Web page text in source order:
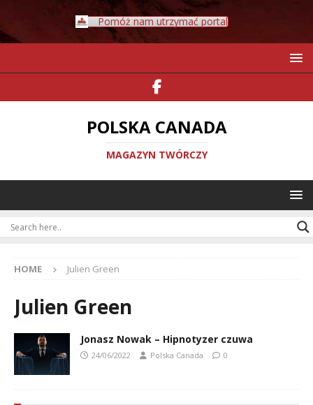
Pomóż nam utrzymać portal
POLSKA CANADA
MAGAZYN TWÓRCZY
HOME Julien Green
Julien Green
Jonasz Nowak – Hipnotyzer czuwa
24/06/2022 Polska Canada 0